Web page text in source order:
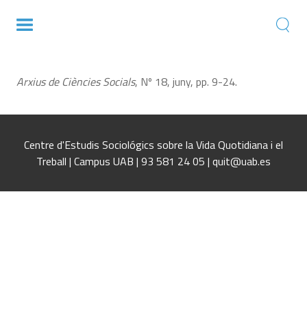
Arxius de Ciències Socials, Nº 18, juny, pp. 9-24.
Centre d'Estudis Sociológics sobre la Vida Quotidiana i el
Treball | Campus UAB | 93 581 24 05 | quit@uab.es